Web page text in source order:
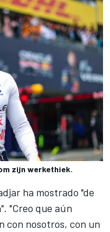
zijn werkethiek.
ha mostrado "de
"Creo que aún
con nosotros, con un